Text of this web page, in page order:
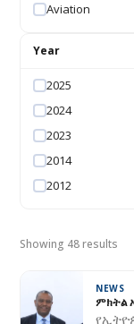
Aviation
Year
2025
2024
2023
2014
2012
Showing 48 results
NEWS
ምክትል